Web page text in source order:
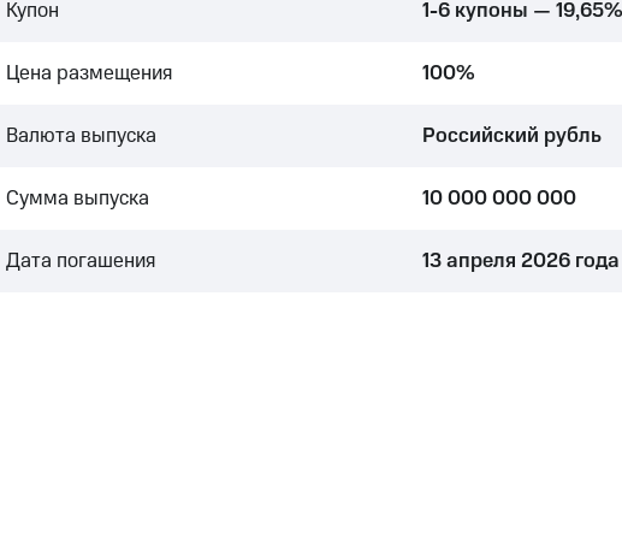
Купон 1-6 купоны — 19,65%
Цена размещения 100%
Валюта выпуска Российский рубль
Сумма выпуска 10 000 000 000
Дата погашения 13 апреля 2026 года